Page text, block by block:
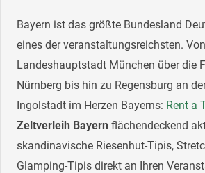
Bayern ist das größte Bundesland
eines der veranstaltungsreichsten.
Landeshauptstadt München über die
Nürnberg bis hin zu Regensburg an
Ingolstadt im Herzen Bayerns: Rent a
Zeltverleih Bayern flächendeckend
skandinavische Riesenhut-Tipis,
Glamping-Tipis direkt an Ihren